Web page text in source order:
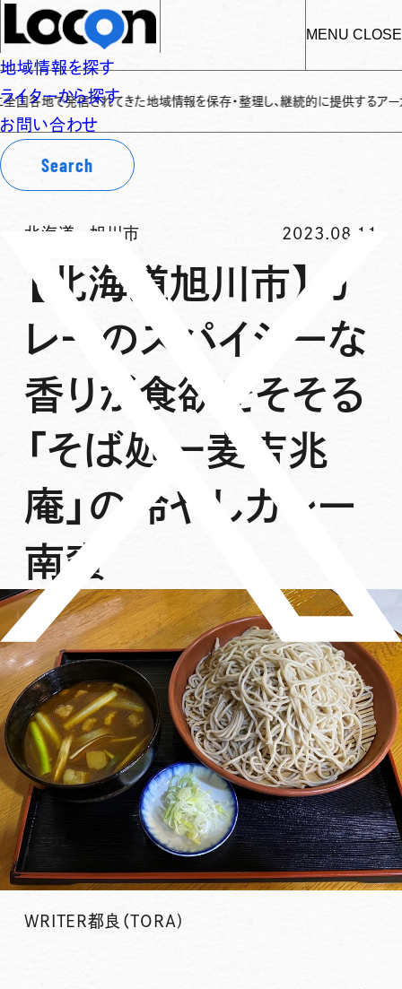
MENU CLOSE
地域情報を探す
ライターから探す
お問い合わせ
Search
発信されてきた地域情報を保存・整理し、継続的に提供するアーカイブサ
北海道 -旭川市 2023.08.11
【北海道旭川市】カ
レーのスパイシーな
香りが食欲をそそる
「そば処一麦吉兆
庵」の冷やしカレー
南蛮
WRITER都良（TORA)